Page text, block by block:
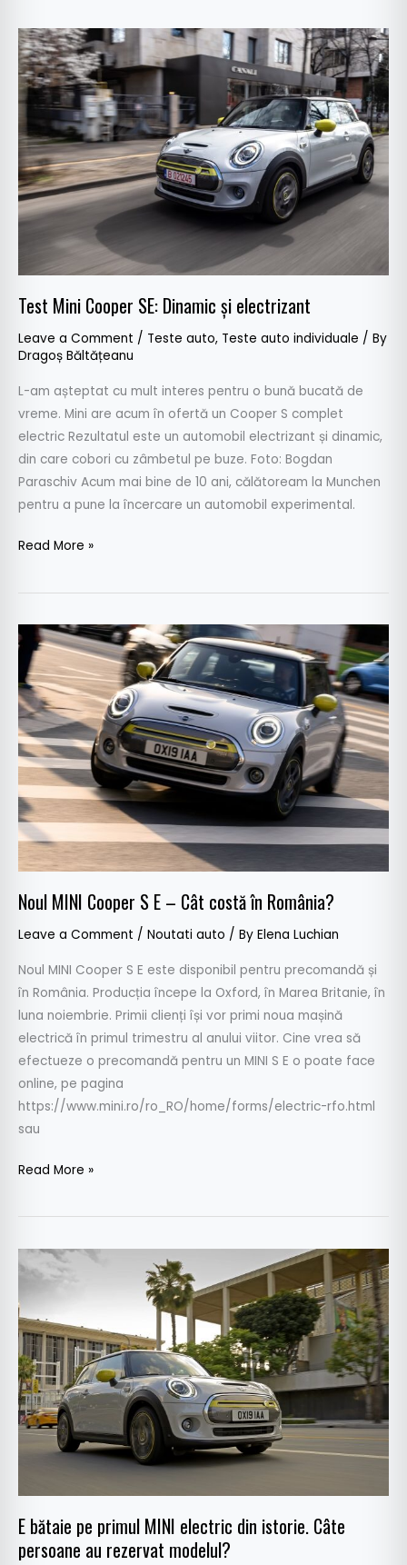
Test Mini Cooper SE: Dinamic și electrizant
Leave a Comment / Teste auto, Teste auto individuale / By
Dragoș Băltățeanu
L-am așteptat cu mult interes pentru o bună bucată de
vreme. Mini are acum în ofertă un Cooper S complet
electric Rezultatul este un automobil electrizant și dinamic,
din care cobori cu zâmbetul pe buze. Foto: Bogdan
Paraschiv Acum mai bine de 10 ani, călătoream la Munchen
pentru a pune la încercare un automobil experimental.
Test
Mini
Cooper
SE:
Dinamic
și
electrizant
Read More »
Noul MINI Cooper S E – Cât costă în România?
Leave a Comment / Noutati auto / By Elena Luchian
Noul MINI Cooper S E este disponibil pentru precomandă și
în România. Producția începe la Oxford, în Marea Britanie, în
luna noiembrie. Primii clienți își vor primi noua mașină
electrică în primul trimestru al anului viitor. Cine vrea să
efectueze o precomandă pentru un MINI S E o poate face
online, pe pagina
https://www.mini.ro/ro_RO/home/forms/electric-rfo.html
sau
Noul
MINI
Cooper
S
E
–
Cât
costă
în
România?
Read More »
E bătaie pe primul MINI electric din istorie. Câte
persoane au rezervat modelul?
bătaie
pe
primul
MINI
electric
din
istorie.
Câte
modelul?